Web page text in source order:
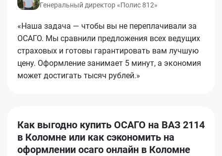
Генеральный директор «Полис 812»
«Наша задача — чтобы вы не переплачивали за
ОСАГО. Мы сравнили предложения всех ведущих
страховых и готовы гарантировать вам лучшую
цену. Оформление занимает 5 минут, а экономия
может достигать тысяч рублей.»
Как выгодно купить ОСАГО на ВАЗ 2114
в Коломне или как сэкономить на
оформлении осаго онлайн в Коломне